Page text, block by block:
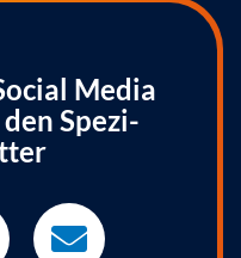
Media
Spezi-